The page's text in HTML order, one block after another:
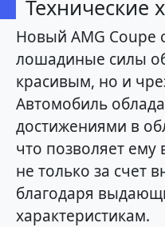
Технические
Новый AMG Coupe
лошадиные силы
красивым, но и
Автомобиль
достижениями в
что позволяет ему
не только за счет
благодаря
характеристикам.